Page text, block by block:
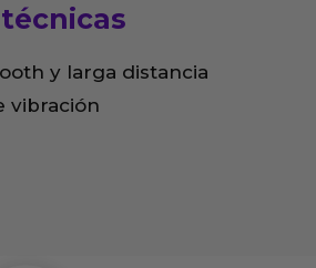
técnicas
y larga distancia
vibración